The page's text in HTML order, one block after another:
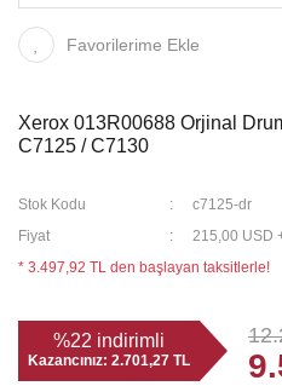
Favorilerime Ekle
Xerox 013R00688 Orjinal
C7125 / C7130
Stok Kodu
c7125-dr
Fiyat
215,00 USD
* 3.497,92 TL den başlayan taksitlerle!
%22 indirimli
Kazancınız: 2.701,27 TL